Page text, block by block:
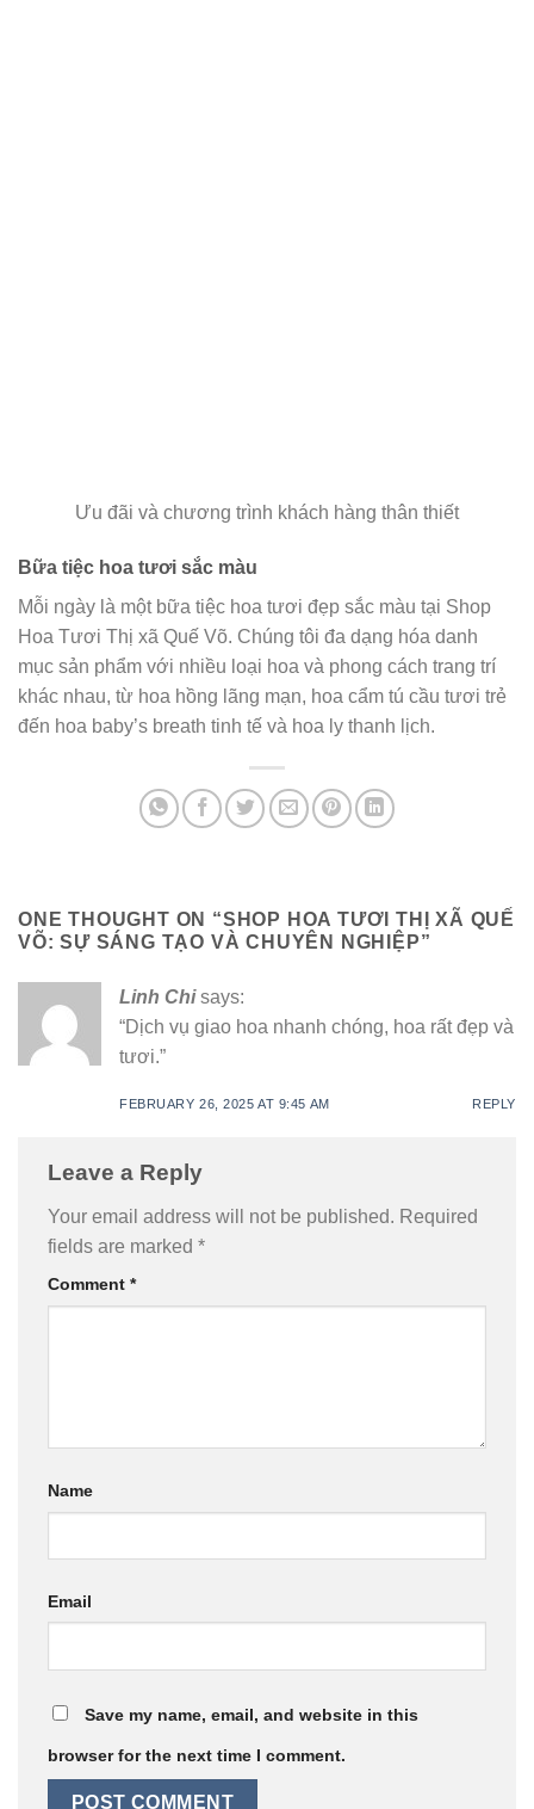
Ưu đãi và chương trình khách hàng thân thiết
Bữa tiệc hoa tươi sắc màu
Mỗi ngày là một bữa tiệc hoa tươi đẹp sắc màu tại Shop
Hoa Tươi Thị xã Quế Võ. Chúng tôi đa dạng hóa danh
mục sản phẩm với nhiều loại hoa và phong cách trang trí
khác nhau, từ hoa hồng lãng mạn, hoa cẩm tú cầu tươi trẻ
đến hoa baby’s breath tinh tế và hoa ly thanh lịch.
ONE THOUGHT ON “SHOP HOA TƯƠI THỊ XÃ QUẾ
VÕ: SỰ SÁNG TẠO VÀ CHUYÊN NGHIỆP”
Linh Chi says:
“Dịch vụ giao hoa nhanh chóng, hoa rất đẹp và
tươi.”
FEBRUARY 26, 2025 AT 9:45 AM REPLY
Leave a Reply
Your email address will not be published. Required
fields are marked *
Comment *
Name
Email
Save my name, email, and website in this
browser for the next time I comment.